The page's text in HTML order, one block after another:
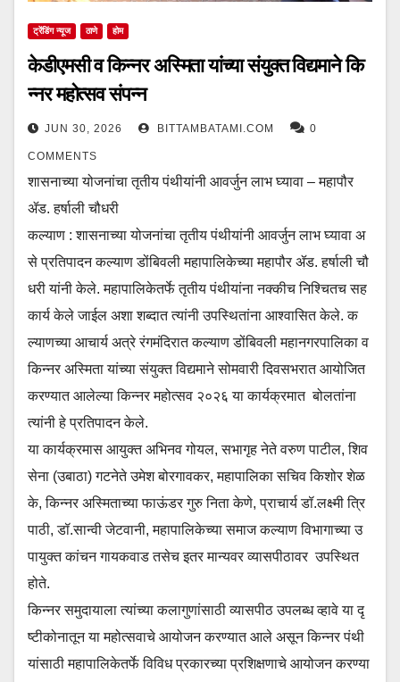
ट्रेंडिंग न्यूज ठाणे होम
केडीएमसी व किन्नर अस्मिता यांच्या संयुक्त विद्यमाने कि
न्नर महोत्सव संपन्न
JUN 30, 2026 BITTAMBATAMI.COM 0
COMMENTS
शासनाच्या योजनांचा तृतीय पंथीयांनी आवर्जुन लाभ घ्यावा – महापौर
ॲड. हर्षाली चौधरी
कल्याण : शासनाच्या योजनांचा तृतीय पंथीयांनी आवर्जुन लाभ घ्यावा अ
से प्रतिपादन कल्याण डोंबिवली महापालिकेच्या महापौर ॲड. हर्षाली चौ
धरी यांनी केले. महापालिकेतर्फे तृतीय पंथीयांना नक्कीच निश्चितच सह
कार्य केले जाईल अशा शब्दात त्यांनी उपस्थितांना आश्वासित केले. क
ल्याणच्या आचार्य अत्रे रंगमंदिरात कल्याण डोंबिवली महानगरपालिका व
किन्नर अस्मिता यांच्या संयुक्त विद्यमाने सोमवारी दिवसभरात आयोजित
करण्यात आलेल्या किन्नर महोत्सव २०२६ या कार्यक्रमात बोलतांना
त्यांनी हे प्रतिपादन केले.
या कार्यक्रमास आयुक्त अभिनव गोयल, सभागृह नेते वरुण पाटील, शिव
सेना (उबाठा) गटनेते उमेश बोरगावकर, महापालिका सचिव किशोर शेळ
के, किन्नर अस्मिताच्या फाऊंडर गुरु निता केणे, प्राचार्य डॉ.लक्ष्मी त्रि
पाठी, डॉ.सान्वी जेटवानी, महापालिकेच्या समाज कल्याण विभागाच्या उ
पायुक्त कांचन गायकवाड तसेच इतर मान्यवर व्यासपीठावर उपस्थित
होते.
किन्नर समुदायाला त्यांच्या कलागुणांसाठी व्यासपीठ उपलब्ध व्हावे या दृ
ष्टीकोनातून या महोत्सवाचे आयोजन करण्यात आले असून किन्नर पंथी
यांसाठी महापालिकेतर्फे विविध प्रकारच्या प्रशिक्षणाचे आयोजन करण्या